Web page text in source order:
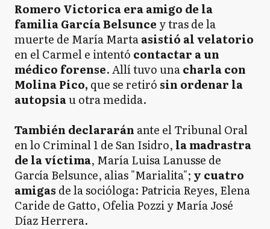
Romero Victorica era amigo de la
familia García Belsunce y tras de la
muerte de María Martaasistió al velatorio
en el Carmel e intentó contactar a un
médico forense. Allí tuvo unacharla con
Molina Pico, que se retiró sin ordenar la
autopsiau otra medida.
También declararán ante el Tribunal Oral
en lo Criminal 1 de San Isidro, la madrastra
de la víctima, María Luisa Lanusse de
García Belsunce, alias "Marialita"; y cuatro
amigas de la socióloga: Patricia Reyes, Elena
Caride de Gatto, Ofelia Pozzi y María José
Díaz Herrera.